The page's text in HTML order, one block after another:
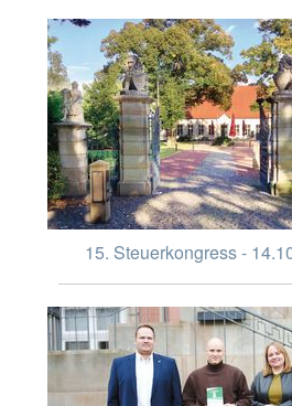
15. Steuerkongress -